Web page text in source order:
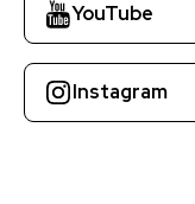
YouTube
Instagram